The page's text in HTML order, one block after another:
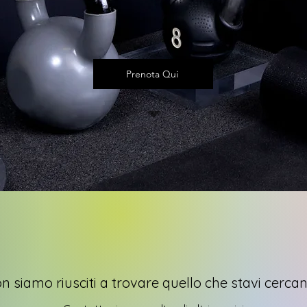
Prenota Qui
siamo riusciti a trovare quello che stavi